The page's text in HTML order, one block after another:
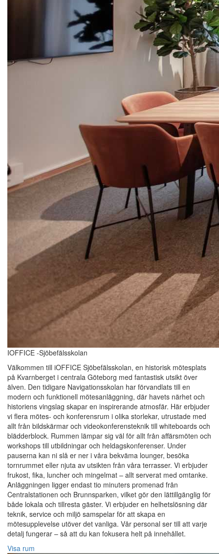
IOFFICE -Sjöbefälsskolan
Välkommen till iOFFICE Sjöbefälsskolan, en historisk mötesplats
på Kvarnberget i centrala Göteborg med fantastisk utsikt över
älven. Den tidigare Navigationsskolan har förvandlats till en
modern och funktionell mötesanläggning, där havets närhet och
historiens vingslag skapar en inspirerande atmosfär. Här erbjuder
vi flera mötes- och konferensrum i olika storlekar, utrustade med
allt från bildskärmar och videokonferensteknik till whiteboards och
blädderblock. Rummen lämpar sig väl för allt från affärsmöten och
workshops till utbildningar och heldagskonferenser. Under
pauserna kan ni slå er ner i våra bekväma lounger, besöka
tornrummet eller njuta av utsikten från våra terrasser. Vi erbjuder
frukost, fika, luncher och mingelmat – allt serverat med omtanke.
Anläggningen ligger endast tio minuters promenad från
Centralstationen och Brunnsparken, vilket gör den lättillgänglig för
både lokala och tillresta gäster. Vi erbjuder en helhetslösning där
teknik, service och miljö samspelar för att skapa en
mötesupplevelse utöver det vanliga. Vår personal ser till att varje
detalj fungerar – så att du kan fokusera helt på innehållet.
Visa rum